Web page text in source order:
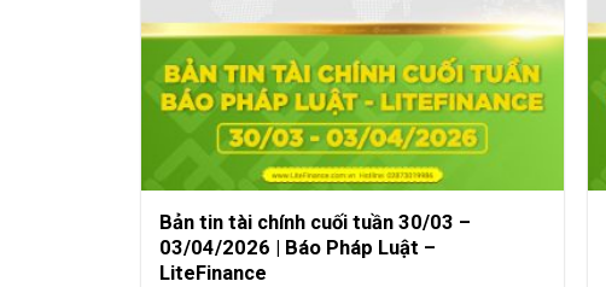
Bản tin tài chính cuối tuần 30/03 –
03/04/2026 | Báo Pháp Luật –
LiteFinance